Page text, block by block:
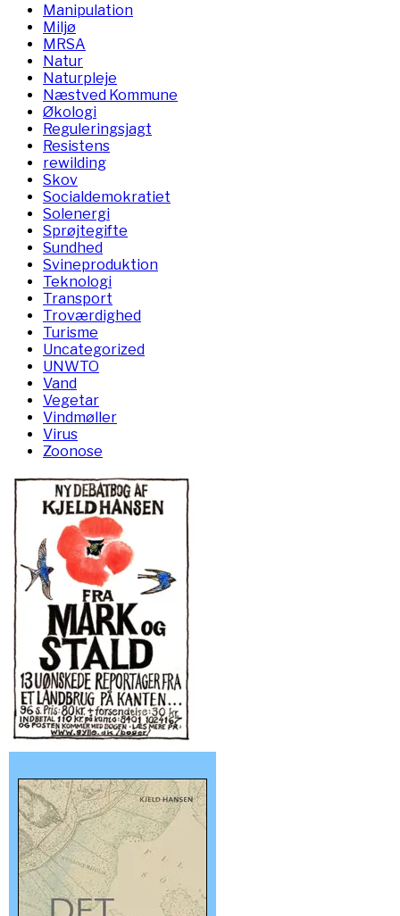
Manipulation
Miljø
MRSA
Natur
Naturpleje
Næstved Kommune
Økologi
Reguleringsjagt
Resistens
rewilding
Skov
Socialdemokratiet
Solenergi
Sprøjtegifte
Sundhed
Svineproduktion
Teknologi
Transport
Troværdighed
Turisme
Uncategorized
UNWTO
Vand
Vegetar
Vindmøller
Virus
Zoonose